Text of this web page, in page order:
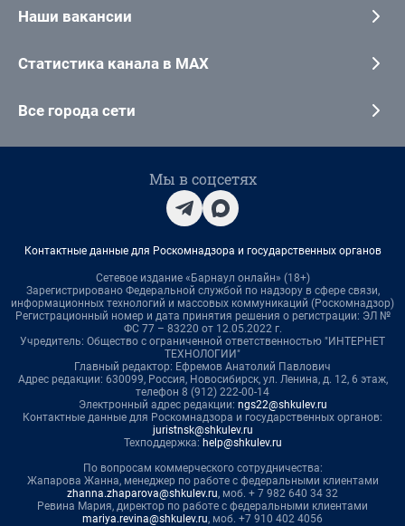
Наши вакансии
Статистика канала в MAX
Все города сети
Мы в соцсетях
Контактные данные для Роскомнадзора и государственных органов
Сетевое издание «Барнаул онлайн» (18+)
Зарегистрировано Федеральной службой по надзору в сфере связи,
информационных технологий и массовых коммуникаций (Роскомнадзор)
Регистрационный номер и дата принятия решения о регистрации: ЭЛ №
ФС 77 – 83220 от 12.05.2022 г.
Учредитель: Общество с ограниченной ответственностью "ИНТЕРНЕТ
ТЕХНОЛОГИИ"
Главный редактор: Ефремов Анатолий Павлович
Адрес редакции: 630099, Россия, Новосибирск, ул. Ленина, д. 12, 6 этаж,
телефон 8 (912) 222-00-14
Электронный адрес редакции: ngs22@shkulev.ru
Контактные данные для Роскомнадзора и государственных органов:
juristnsk@shkulev.ru
Техподдержка: help@shkulev.ru
По вопросам коммерческого сотрудничества:
Жапарова Жанна, менеджер по работе с федеральными клиентами
zhanna.zhaparova@shkulev.ru, моб. + 7 982 640 34 32
Ревина Мария, директор по работе с федеральными клиентами
mariya.revina@shkulev.ru, моб. +7 910 402 4056